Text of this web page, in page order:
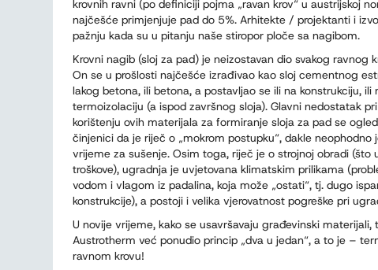
krovnih ravni (po definiciji pojma „ravan krov“ u austrijskoj
najčešće primjenjuje pad do 5%. Arhitekte / projektanti i
pažnju kada su u pitanju naše stiropor ploče sa nagibom.
Krovni nagib (sloj za pad) je neizostavan dio svakog ravnog
On se u prošlosti najčešće izrađivao kao sloj cementnog
lakog betona, ili betona, a postavljao se ili na konstrukciju, ili
termoizolaciju (a ispod završnog sloja). Glavni nedostatak pri
korištenju ovih materijala za formiranje sloja za pad se
činjenici da je riječ o „mokrom postupku“, dakle neophodno
vrijeme za sušenje. Osim toga, riječ je o strojnoj obradi (što
troškove), ugradnja je uvjetovana klimatskim prilikama
vodom i vlagom iz padalina, koja može „ostati“, tj. dugo
konstrukcije), a postoji i velika vjerovatnost pogreške pri
U novije vrijeme, kako se usavršavaju građevinski
Austrotherm već ponudio princip „dva u jedan“, a to je –
ravnom krovu!